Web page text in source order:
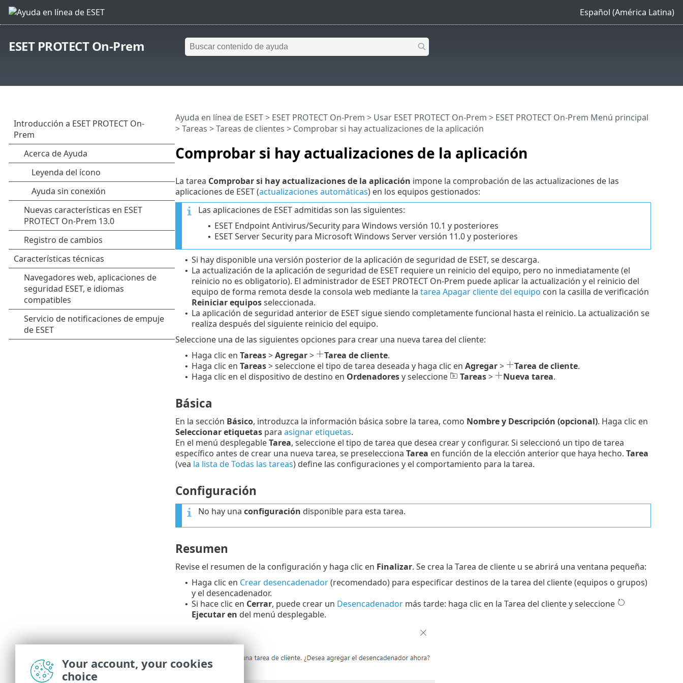
Español (América Latina)
ESET PROTECT On-Prem
Comprobar si hay actualizaciones de la aplicación
Ayuda en línea de ESET> ESET PROTECT On-Prem > Usar ESET PROTECT On-Prem > ESET PROTECT On-Prem Menú principal
>Tareas >Tareas de clientes > Comprobar si hay actualizaciones de la aplicación
La tarea Comprobar si hay actualizaciones de la aplicación impone la comprobación de las actualizaciones de las
aplicaciones de ESET (actualizaciones automáticas) en los equipos gestionados:
Las aplicaciones de ESET admitidas son las siguientes:
• ESET Endpoint Antivirus/Security para Windows versión 10.1 y posteriores
• ESET Server Security para Microsoft Windows Server versión 11.0 y posteriores
• Si hay disponible una versión posterior de la aplicación de seguridad de ESET, se descarga.
• La actualización de la aplicación de seguridad de ESET requiere un reinicio del equipo, pero no inmediatamente (el
reinicio no es obligatorio). El administrador de ESET PROTECT On-Prem puede aplicar la actualización y el reinicio del
equipo de forma remota desde la consola web mediante la tarea Apagar cliente del equipo con la casilla de verificación
Reiniciar equiposseleccionada.
• La aplicación de seguridad anterior de ESET sigue siendo completamente funcional hasta el reinicio. La actualización se
realiza después del siguiente reinicio del equipo.
Seleccione una de las siguientes opciones para crear una nueva tarea del cliente:
• Haga clic en Tareas>Agregar> Tarea de cliente.
• Haga clic en Tareas> seleccione el tipo de tarea deseada y haga clic en Agregar> Tarea de cliente.
• Haga clic en el dispositivo de destino en Ordenadoresy seleccione Tareas> Nueva tarea.
Básica
En la sección Básico, introduzca la información básica sobre la tarea, como Nombre y Descripción (opcional). Haga clic en
Seleccionar etiquetaspara asignar etiquetas.
En el menú desplegableTarea, seleccione el tipo de tarea que desea crear y configurar. Si seleccionó un tipo de tarea
específico antes de crear una nueva tarea, se preselecciona Tarea en función de la elección anterior que haya hecho. Tarea
(vea la lista de Todas las tareas) define las configuraciones y el comportamiento para la tarea.
Configuración
No hay una configuración disponible para esta tarea.
Resumen
Revise el resumen de la configuración y haga clic en Finalizar. Se crea la Tarea de cliente u se abrirá una ventana pequeña:
• Haga clic en Crear desencadenador(recomendado) para especificar destinos de la tarea del cliente (equipos o grupos)
y el desencadenador.
• Si hace clic en Cerrar, puede crear un Desencadenadormás tarde: haga clic en la Tarea del cliente y seleccione
Ejecutar en del menú desplegable.
Your account, your cookies
choice